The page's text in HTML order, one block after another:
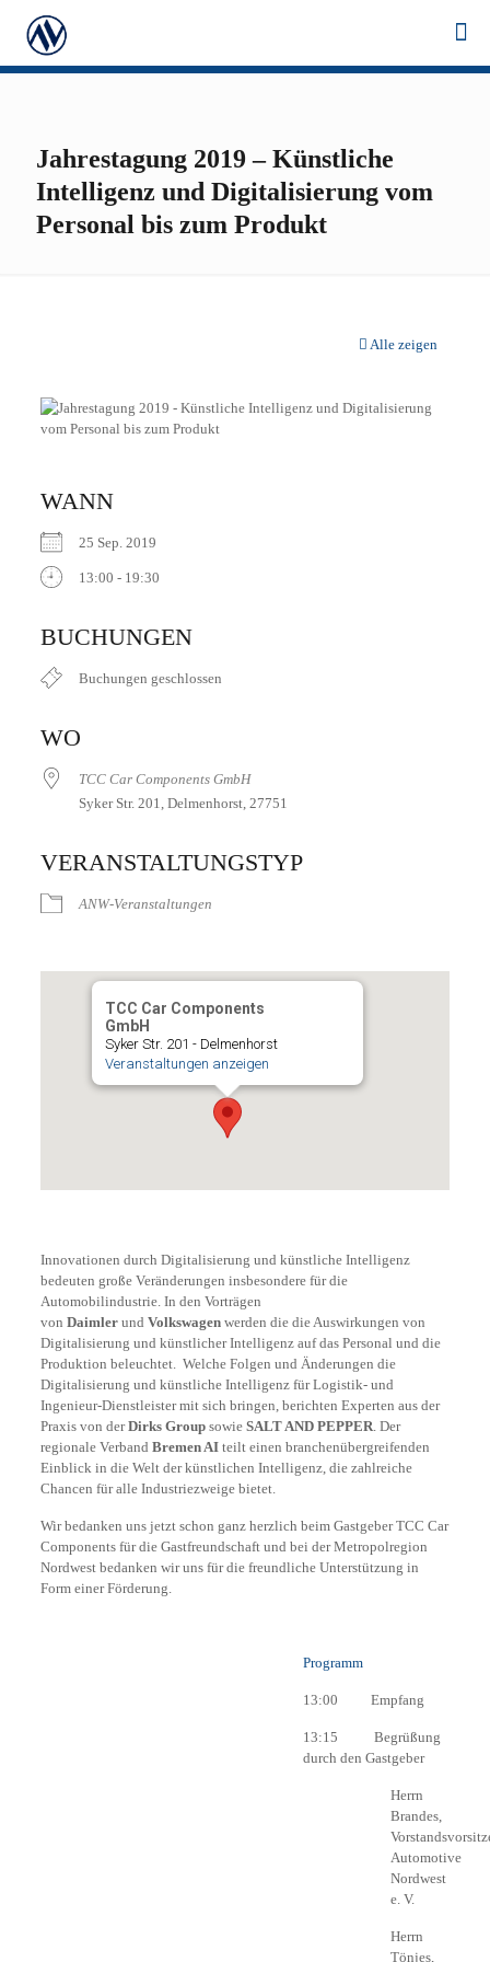
Jahrestagung 2019 – Künstliche
Intelligenz und Digitalisierung vom
Personal bis zum Produkt
Alle zeigen
WANN
25 Sep. 2019
13:00 - 19:30
BUCHUNGEN
Buchungen geschlossen
WO
TCC Car Components GmbH
Syker Str. 201, Delmenhorst, 27751
VERANSTALTUNGSTYP
ANW-Veranstaltungen
TCC Car Components
GmbH
Syker Str. 201 - Delmenhorst
Veranstaltungen anzeigen
Innovationen durch Digitalisierung und künstliche Intelligenz
bedeuten große Veränderungen insbesondere für die
Automobilindustrie. In den Vorträgen
von Daimlerund Volkswagenwerden die die Auswirkungen von
Digitalisierung und künstlicher Intelligenz auf das Personal und die
Produktion beleuchtet. Welche Folgen und Änderungen die
Digitalisierung und künstliche Intelligenz für Logistik- und
Ingenieur-Dienstleister mit sich bringen, berichten Experten aus der
Praxis von derDirks Groupsowie SALT AND PEPPER. Der
regionale Verband Bremen AIteilt einen branchenübergreifenden
Einblick in die Welt der künstlichen Intelligenz, die zahlreiche
Chancen für alle Industriezweige bietet.
Wir bedanken uns jetzt schon ganz herzlich beim Gastgeber TCC Car
Components für die Gastfreundschaft und bei der Metropolregion
Nordwest bedanken wir uns für die freundliche Unterstützung in
Form einer Förderung.
Programm
13:00 Empfang
13:15 Begrüßung
durch den Gastgeber
Herrn
Brandes,
Automotive
Nordwest
e. V.
Herrn
Tönjes,